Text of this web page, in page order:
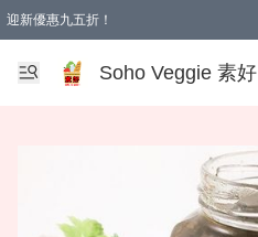
迎新優惠九五折！
Soho Veggie 素好